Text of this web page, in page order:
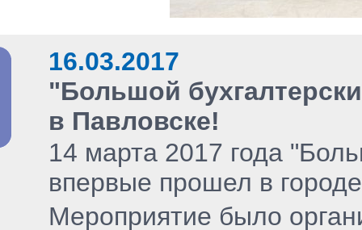
16.03.2017
"Большой
в Павловске!
14 марта 2017 года
впервые прошел в
Мероприятие было